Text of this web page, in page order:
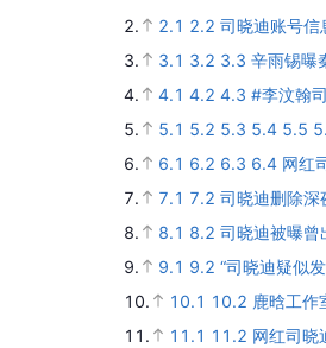
2.
2.1 2.2 司晓迪账号信
3.
3.1 3.2 3.3 辛雨锡曝
4.
4.1 4.2 4.3 #李汶翰
5.
5.1 5.2 5.3 5.4 5.5
6.
6.1 6.2 6.3 6.4 网红
7.
7.1 7.2 司晓迪删除深
8.
8.1 8.2 司晓迪被曝曾
9.
9.1 9.2 “司晓迪疑似
10.
10.1 10.2 鹿晗工作
11.
11.1 11.2 网红司晓